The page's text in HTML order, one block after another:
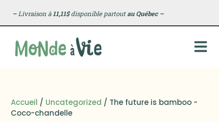
–Livraison à11,11$disponible partoutau Québec –
Accueil / Uncategorized / The future is bamboo -
Coco-chandelle